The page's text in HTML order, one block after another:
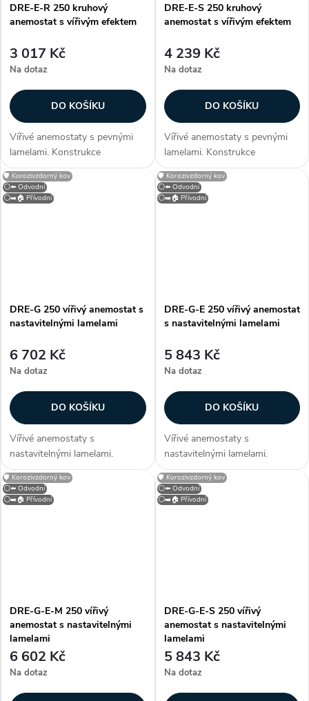
DRE-E-R 250 kruhový
anemostat s vířivým efektem
3 017 Kč
Na dotaz
DO KOŠÍKU
Vířivé anemostaty s pevnými
lamelami. Konstrukce
Anemostaty jsou vyrobeny z
ocelového plechu opatřeného
bílou vypalovací barvou (RAL
DRE-E-S 250 kruhový
anemostat s vířivým efektem
4 239 Kč
Na dotaz
DO KOŠÍKU
Vířivé anemostaty s pevnými
lamelami. Konstrukce
Anemostaty jsou vyrobeny z
ocelového plechu opatřeného
bílou vypalovací barvou (RAL
⚪⬅️ Odvodní
⚪➡️🏠 Přívodní
🛡️ Korozivzdorný kov
DRE-G 250 vířivý anemostat s
nastavitelnými lamelami
6 702 Kč
Na dotaz
DO KOŠÍKU
Vířivé anemostaty s
nastavitelnými lamelami.
Konstrukce Anemostaty jsou
vyrobeny z hliníku, lamely z
ocelového plechu. Anemostat
⚪⬅️ Odvodní
⚪➡️🏠 Přívodní
🛡️ Korozivzdorný kov
DRE-G-E 250 vířivý anemostat
s nastavitelnými lamelami
5 843 Kč
Na dotaz
DO KOŠÍKU
Vířivé anemostaty s
nastavitelnými lamelami.
Konstrukce Anemostaty jsou
vyrobeny z hliníku, lamely z
ocelového plechu. Anemostat
⚪⬅️ Odvodní
⚪➡️🏠 Přívodní
🛡️ Korozivzdorný kov
DRE-G-E-M 250 vířivý
anemostat s nastavitelnými
lamelami
6 602 Kč
Na dotaz
⚪⬅️ Odvodní
⚪➡️🏠 Přívodní
🛡️ Korozivzdorný kov
DRE-G-E-S 250 vířivý
anemostat s nastavitelnými
lamelami
5 843 Kč
Na dotaz